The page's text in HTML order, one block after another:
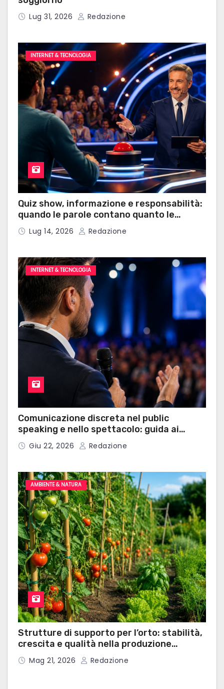
Lug 31, 2026 Redazione
INTERNET & TECNOLOGIA
Quiz show, informazione e responsabilità:
quando le parole contano quanto le
risposte
Lug 14, 2026 Redazione
INTERNET & TECNOLOGIA
Comunicazione discreta nel public
speaking e nello spettacolo: guida ai
microauricolari professionali
Giu 22, 2026 Redazione
AMBIENTE & NATURA
Strutture di supporto per l’orto: stabilità,
crescita e qualità nella produzione
domestica
Mag 21, 2026 Redazione